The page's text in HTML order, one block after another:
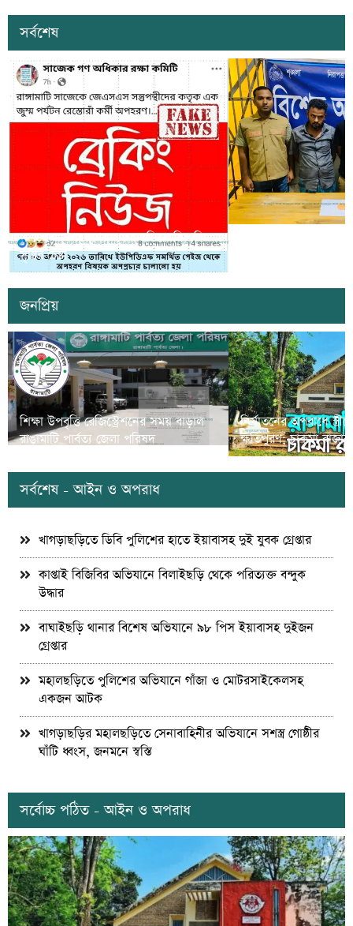
সর্বশেষ
সাজেকে অপহরণের গুজব ছড়িয়ে বিভ্রান্তি
সৃষ্টির চেষ্টা
জনপ্রিয়
শিক্ষা উপবৃত্তি রেজিস্ট্রেশনের সময় বাড়াল
রাঙামাটি পার্বত্য জেলা পরিষদ
নির্যাতনের অপরাধে
ক্ষতিপুরণ; চাকমা
সর্বশেষ - আইন ও অপরাধ
খাগড়াছড়িতে ডিবি পুলিশের হাতে ইয়াবাসহ দুই যুবক গ্রেপ্তার
কাপ্তাই বিজিবির অভিযানে বিলাইছড়ি থেকে পরিত্যক্ত বন্দুক
উদ্ধার
বাঘাইছড়ি থানার বিশেষ অভিযানে ৯৮ পিস ইয়াবাসহ দুইজন
গ্রেপ্তার
মহালছড়িতে পুলিশের অভিযানে গাঁজা ও মোটরসাইকেলসহ
একজন আটক
খাগড়াছড়ির মহালছড়িতে সেনাবাহিনীর অভিযানে সশস্ত্র গোষ্ঠীর
ঘাঁটি ধ্বংস, জনমনে স্বস্তি
সর্বোচ্চ পঠিত - আইন ও অপরাধ